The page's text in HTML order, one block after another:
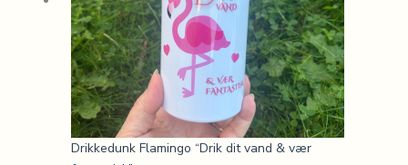
Drikkedunk Flamingo “Drik dit vand & vær